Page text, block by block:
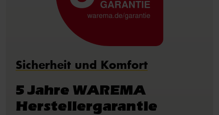
Sicherheit und Komfort
5 Jahre WAREMA
Herstellergarantie